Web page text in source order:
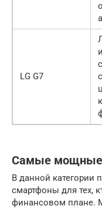
LG G7
Самые мощные
В данной категории
смартфоны для тех,
финансовом плане.